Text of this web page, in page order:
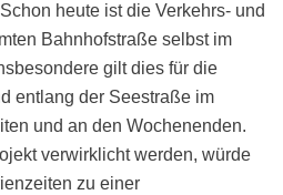
heute ist die Verkehrs- und
Bahnhofstraße selbst im
gilt dies für die
entlang der Seestraße im
und an den Wochenenden.
verwirklicht werden, würde
zu einer